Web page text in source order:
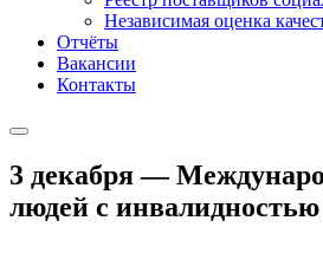
Независимая оценка
Отчёты
Вакансии
Контакты
3 декабря —
людей с инвалидностью